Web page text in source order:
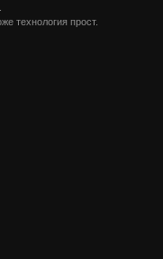
технология прост.